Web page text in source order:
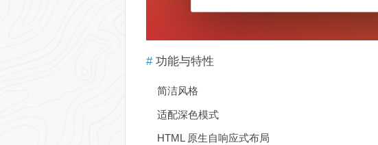
功能与特性
简洁风格
适配深色模式
HTML 原生自响应式布局